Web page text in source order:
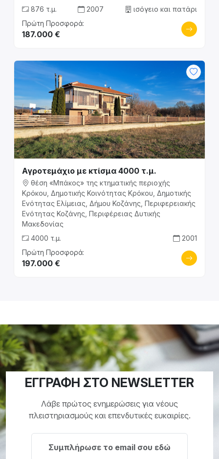
876 τ.μ.
2007
ισόγειο και πατάρι
Πρώτη Προσφορά:
187.000 €
Αγροτεμάχιο με κτίσμα 4000 τ.μ.
θέση «Μπάκος» της κτηματικής περιοχής
Κρόκου, Δημοτικής Κοινότητας Κρόκου, Δημοτικής
Ενότητας Ελίμειας, Δήμου Κοζάνης, Περιφερειακής
Ενότητας Κοζάνης, Περιφέρειας Δυτικής
Μακεδονίας
4000 τ.μ.
2001
Πρώτη Προσφορά:
197.000 €
ΕΓΓΡΑΦΗ ΣΤΟ NEWSLETTER
Λάβε πρώτος ενημερώσεις για νέους
πλειστηριασμούς και επενδυτικές ευκαιρίες.